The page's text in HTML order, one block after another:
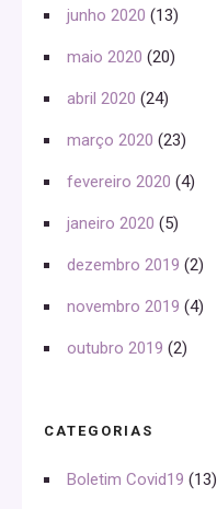
junho 2020 (13)
maio 2020 (20)
abril 2020 (24)
março 2020 (23)
fevereiro 2020 (4)
janeiro 2020 (5)
dezembro 2019 (2)
novembro 2019 (4)
outubro 2019 (2)
CATEGORIAS
Boletim Covid19 (13)